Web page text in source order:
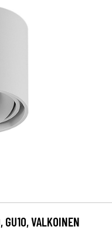
GU10, VALKOINEN